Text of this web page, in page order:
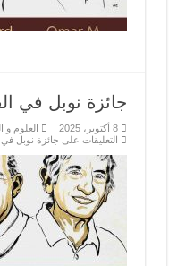
جائزة نوبل في الفيزياء 2025، الكم يتجلى في دوائر
8 أكتوبر، 2025
العلوم و
التعليقات على جائزة نوبل في الفيزياء 2025، الكم يتجلى في دوائر